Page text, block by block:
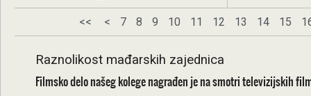
<< < 7 8 9 10 11 12 13 14 15
Raznolikost mađarskih zajednica
Filmsko delo našeg kolege nagrađen je na smotri televizijskih